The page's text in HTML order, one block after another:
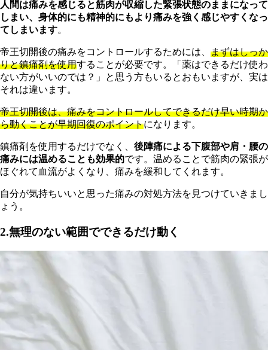
人間は痛みを感じると筋肉が収縮した緊張状態のままになって
しまい、身体的にも精神的にもより痛みを強く感じやすくなっ
てしまいます。
帝王切開後の痛みをコントロールするためには、 まずはしっか
りと鎮痛剤を使用することが必要です。「薬はできるだけ使わ
ない方がいいのでは？」と思う方もいるとおもいますが、実は
それは違います。
帝王切開後は、痛みをコントロールしてできるだけ早い時期か
ら動くことが早期回復のポイントになります。
鎮痛剤を使用するだけでなく、 後陣痛による下腹部や肩・腰の
痛みには温めることも効果的です。温めることで筋肉の緊張が
ほぐれて血流がよくなり、痛みを緩和してくれます。
自分が気持ちいいと思った痛みの対処方法を見つけていきまし
ょう。
2.無理のない範囲でできるだけ動く